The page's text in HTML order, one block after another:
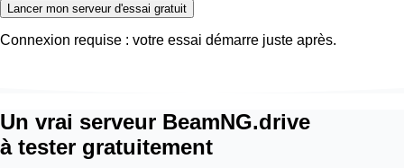
Lancer mon serveur d'essai gratuit
Connexion requise : votre essai démarre juste après.
Un vrai serveur BeamNG.drive
à tester gratuitement